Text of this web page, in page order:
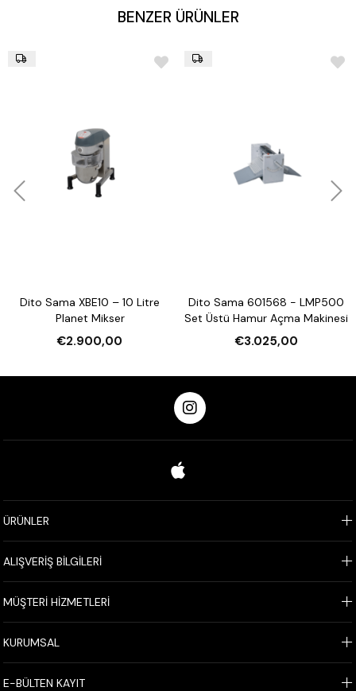
BENZER ÜRÜNLER
Dito Sama XBE10 – 10 Litre
Planet Mikser
€2.900,00
Dito Sama 601568 - LMP500
Set Üstü Hamur Açma Makinesi
€3.025,00
ÜRÜNLER
ALIŞVERİŞ BİLGİLERİ
MÜŞTERİ HİZMETLERİ
KURUMSAL
E-BÜLTEN KAYIT